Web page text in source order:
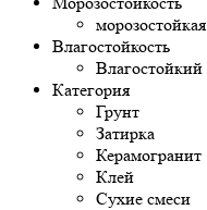
морозостойкая
Влагостойкость
Влагостойкий
Категория
Грунт
Затирка
Керамогранит
Клей
Сухие смеси